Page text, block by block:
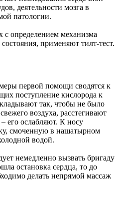
деятельности мозга в
патологии.
с определением механизма
применяют тилт-тест.
первой помощи сводятся к
поступление кислорода к
так, чтобы не было
воздуха, расстегивают
его ослабляют. К носу
смоченную в нашатырном
водой.
немедленно вызвать бригаду
остановка сердца, то до
делать непрямой массаж